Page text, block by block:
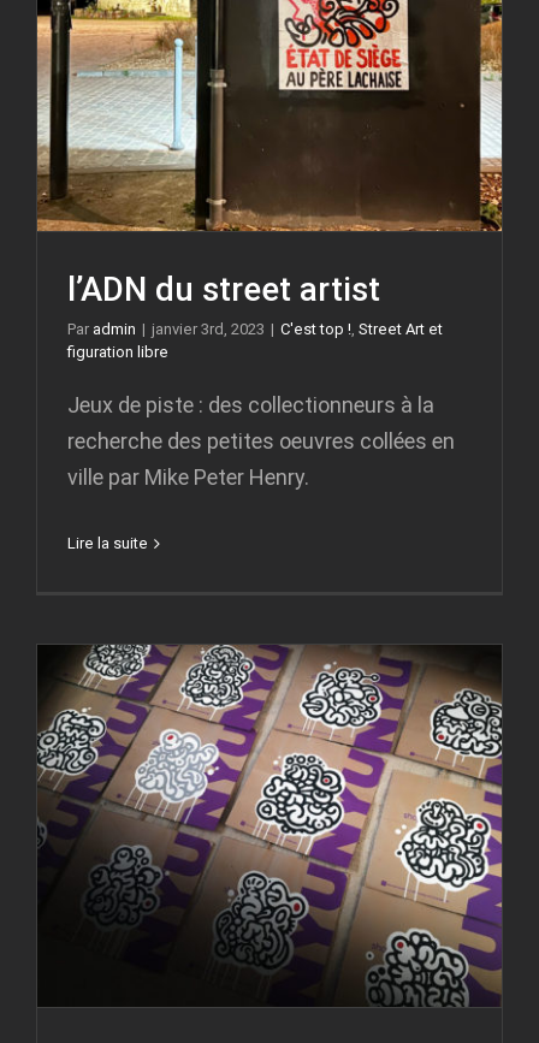
l’ADN du street artist
Par admin | janvier 3rd, 2023 | C'est top ! Street Art et
figuration libre
Jeux de piste : des collectionneurs à la
recherche des petites oeuvres collées en
ville par Mike Peter Henry.
Lire la suite